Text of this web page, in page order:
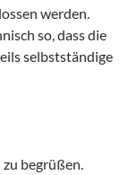
werden.
so, dass die
selbstständige
begrüßen.